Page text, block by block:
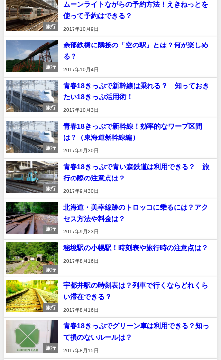
旅行
ムーンライトながらの予約方法！えきねっとを
使って予約はできる？
2017年10月9日
旅行
余部鉄橋に隣接の「空の駅」とは？何が楽しめ
る？
2017年10月4日
旅行
青春18きっぷで新幹線は乗れる？ 知っておき
たい18きっぷ活用術！
2017年10月3日
旅行
青春18きっぷで新幹線！効率的なワープ区間
は？（東海道新幹線編）
2017年9月30日
旅行
青春18きっぷで青い森鉄道は利用できる？ 旅
行の際の注意点は？
2017年9月30日
旅行
北海道・美幸線跡のトロッコに乗るには？アク
セス方法や料金は？
2017年9月23日
旅行
秘境駅の小幌駅！時刻表や旅行時の注意点は？
2017年8月16日
旅行
宇都井駅の時刻表は？列車で行くならどれくら
い滞在できる？
2017年8月16日
旅行
青春18きっぷでグリーン車は利用できる？知っ
て損のないルールは？
2017年8月15日